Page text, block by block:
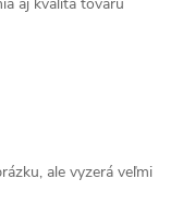
aj kvalita tovaru
ale vyzerá veľmi